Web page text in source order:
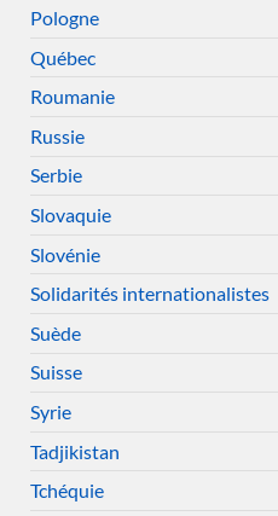
Pologne
Québec
Roumanie
Russie
Serbie
Slovaquie
Slovénie
Solidarités internationalistes
Suède
Suisse
Syrie
Tadjikistan
Tchéquie